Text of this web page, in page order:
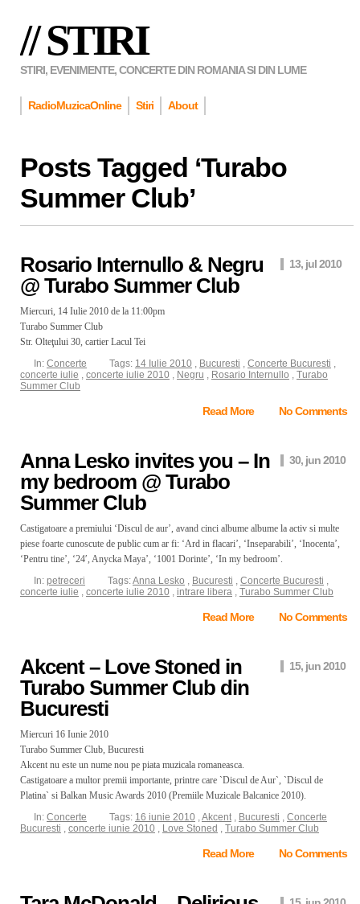
// STIRI
STIRI, EVENIMENTE, CONCERTE DIN ROMANIA SI DIN LUME
RadioMuzicaOnline Stiri About
Posts Tagged ‘Turabo
Summer Club’
Rosario Internullo & Negru
@ Turabo Summer Club
13, jul 2010
Miercuri, 14 Iulie 2010 de la 11:00pm
Turabo Summer Club
Str. Olteţului 30, cartier Lacul Tei
In: Concerte Tags: 14 Iulie 2010 , Bucuresti , Concerte Bucuresti ,
concerte iulie , concerte iulie 2010 , Negru , Rosario Internullo , Turabo
Summer Club
Read More No Comments
Anna Lesko invites you – In
my bedroom @ Turabo
Summer Club
30, jun 2010
Castigatoare a premiului ‘Discul de aur’, avand cinci albume albume la activ si multe
piese foarte cunoscute de public cum ar fi: ‘Ard in flacari’, ‘Inseparabili’, ‘Inocenta’,
‘Pentru tine’, ‘24′, Anycka Maya’, ‘1001 Dorinte’, ‘In my bedroom’.
In: petreceri Tags:Anna Lesko , Bucuresti , Concerte Bucuresti ,
concerte iulie , concerte iulie 2010 , intrare libera , Turabo Summer Club
Read More No Comments
Akcent – Love Stoned in
Turabo Summer Club din
Bucuresti
15, jun 2010
Miercuri 16 Iunie 2010
Turabo Summer Club, Bucuresti
Akcent nu este un nume nou pe piata muzicala romaneasca.
Castigatoare a multor premii importante, printre care `Discul de Aur`, `Discul de
Platina` si Balkan Music Awards 2010 (Premiile Muzicale Balcanice 2010).
In: Concerte Tags: 16 iunie 2010 ,Akcent , Bucuresti , Concerte
Bucuresti , concerte iunie 2010 , Love Stoned , Turabo Summer Club
Read More No Comments